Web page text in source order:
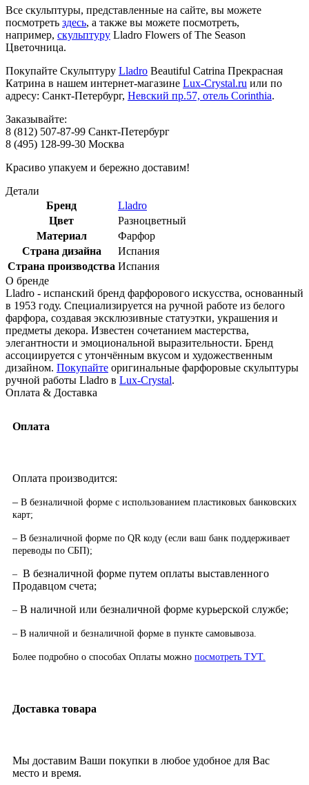
Все скульптуры, представленные на сайте, вы можете
посмотреть здесь, а также вы можете посмотреть,
например, скульптуру Lladro Flowers of The Season
Цветочница.
Покупайте Скульптуру Lladro Beautiful Catrina Прекрасная
Катрина в нашем интернет-магазине Lux-Crystal.ru или по
адресу: Санкт-Петербург, Невский пр.57, отель Corinthia.
Заказывайте:
8 (812) 507-87-99 Санкт-Петербург
8 (495) 128-99-30 Москва
Красиво упакуем и бережно доставим!
Детали
Бренд
Lladro
Цвет
Разноцветный
Материал
Фарфор
Страна дизайна
Испания
Страна производства Испания
О бренде
Lladro - испанский бренд фарфорового искусства, основанный
в 1953 году. Специализируется на ручной работе из белого
фарфора, создавая эксклюзивные статуэтки, украшения и
предметы декора. Известен сочетанием мастерства,
элегантности и эмоциональной выразительности. Бренд
ассоциируется с утончённым вкусом и художественным
дизайном. Покупайте оригинальные фарфоровые скульптуры
ручной работы Lladro в Lux-Crystal.
Оплата & Доставка
Оплата
Оплата производится:
– В безналичной форме с использованием пластиковых банковских
карт;
– В безналичной форме по QR коду (если ваш банк поддерживает
переводы по СБП);
– В безналичной форме путем оплаты выставленного
Продавцом счета;
– В наличной или безналичной форме курьерской службе;
– В наличной и безналичной форме в пункте самовывоза.
Более подробно о способах Оплаты можно посмотреть ТУТ.
Доставка товара
Мы доставим Ваши покупки в любое удобное для Вас
место и время.